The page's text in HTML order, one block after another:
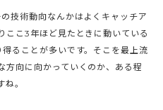
技術動向なんかはよくキャッチア
ここ3年ほど見たときに動いている
ることが多いです。そこを最上流
方向に向かっていくのか、ある程
。